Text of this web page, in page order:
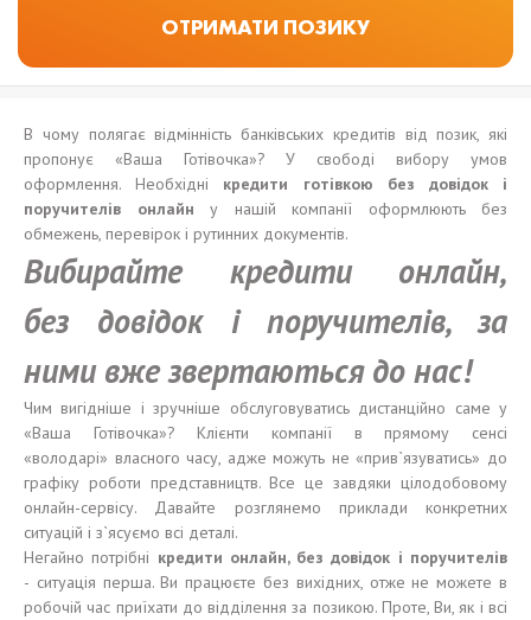
В чому полягає відмінність банківських кредитів від позик, які
пропонує «Ваша Готівочка»? У свободі вибору умов
оформлення. Необхідні кредити готівкою без довідок і
поручителів онлайн у нашій компанії оформлюють без
обмежень, перевірок і рутинних документів.
Вибирайте кредитионлайн,
без довідок і поручителів, за
нимивже звертаються до нас!
Чим вигідніше і зручніше обслуговуватись дистанційно саме у
«Ваша Готівочка»? Клієнти компанії в прямому сенсі
«володарі» власного часу, адже можуть не «прив`язуватись» до
графіку роботи представництв. Все це завдяки цілодобовому
онлайн-сервісу. Давайте розглянемо приклади конкретних
ситуацій і з`ясуємо всі деталі.
Негайно потрібні кредити онлайн, без довідок і поручителів
- ситуація перша. Ви працюєте без вихідних, отже не можете в
робочій час приїхати до відділення за позикою. Проте, Ви, як і всі